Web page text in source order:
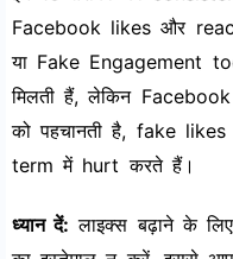
Facebook likes और
या Fake Engagement
मिलती हैं, लेकिन
को पहचानती है, fake
term में hurt करते हैं।
ध्यान दें: लाइक्स बढ़ाने के